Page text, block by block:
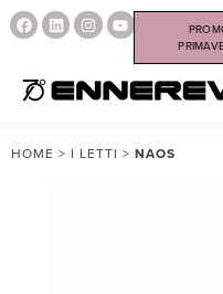
HOME > I LETTI > NAOS